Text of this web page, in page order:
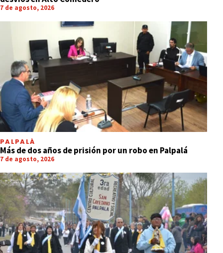
7 de agosto, 2026
PALPALÁ
Más de dos años de prisión por un robo en Palpalá
7 de agosto, 2026